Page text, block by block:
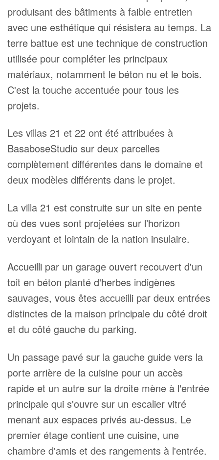
produisant des bâtiments à faible entretien
avec une esthétique qui résistera au temps. La
terre battue est une technique de construction
utilisée pour compléter les principaux
matériaux, notamment le béton nu et le bois.
C'est la touche accentuée pour tous les
projets.
Les villas 21 et 22 ont été attribuées à
BasaboseStudio sur deux parcelles
complètement différentes dans le domaine et
deux modèles différents dans le projet.
La villa 21 est construite sur un site en pente
où des vues sont projetées sur l’horizon
verdoyant et lointain de la nation insulaire.
Accueilli par un garage ouvert recouvert d'un
toit en béton planté d'herbes indigènes
sauvages, vous êtes accueilli par deux entrées
distinctes de la maison principale du côté droit
et du côté gauche du parking.
Un passage pavé sur la gauche guide vers la
porte arrière de la cuisine pour un accès
rapide et un autre sur la droite mène à l'entrée
principale qui s'ouvre sur un escalier vitré
menant aux espaces privés au-dessus. Le
premier étage contient une cuisine, une
chambre d'amis et des rangements à l'entrée.